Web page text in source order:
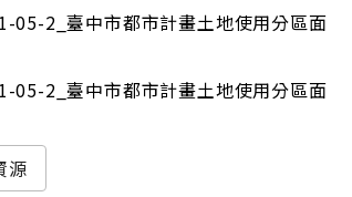
05-2_臺中市都市計畫土地使用分區面
05-2_臺中市都市計畫土地使用分區面
源